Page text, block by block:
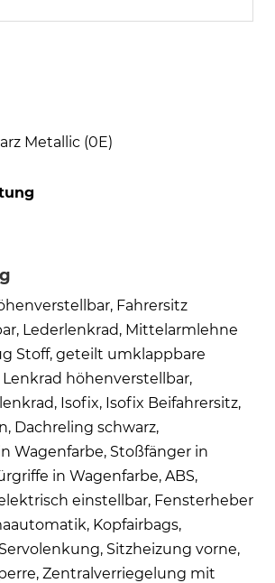
Metallic (0E)
Fahrersitz
Lederlenkrad, Mittelarmlehne
Stoff, geteilt umklappbare
höhenverstellbar,
Isofix, Isofix Beifahrersitz,
Dachreling schwarz,
Wagenfarbe, Stoßfänger in
in Wagenfarbe, ABS,
einstellbar, Fensterheber
Kopfairbags,
Sitzheizung vorne,
Zentralverriegelung mit